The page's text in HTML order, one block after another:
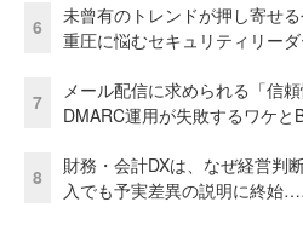
6
未曾有のトレンドが押し寄せ
重圧に悩むセキュリティリー
7
メール配信に求められる「信
DMARC運用が失敗するワケと
8
財務・会計DXは、なぜ経営
入でも予実差異の説明に終始